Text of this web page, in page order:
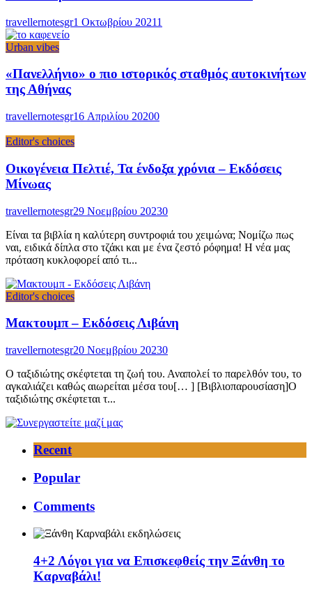
travellernotesgr1 Οκτωβρίου 20211
Urban vibes
«Πανελλήνιο» ο πιο ιστορικός σταθμός αυτοκινήτων
της Αθήνας
travellernotesgr16 Απριλίου 20200
Editor's choices
Οικογένεια Πελτιέ, Τα ένδοξα χρόνια – Εκδόσεις
Μίνωας
travellernotesgr29 Νοεμβρίου 20230
Είναι τα βιβλία η καλύτερη συντροφιά του χειμώνα; Νομίζω πως
ναι, ειδικά δίπλα στο τζάκι και με ένα ζεστό ρόφημα! Η νέα μας
πρόταση κυκλοφορεί από τι...
Editor's choices
Μακτουμπ – Εκδόσεις Λιβάνη
travellernotesgr20 Νοεμβρίου 20230
Ο ταξιδιώτης σκέφτεται τη ζωή του. Αναπολεί το παρελθόν του, το
αγκαλιάζει καθώς αιωρείται μέσα του[… ] [Βιβλιοπαρουσίαση]Ο
ταξιδιώτης σκέφτεται τ...
Recent
Popular
Comments
4+2 Λόγοι για να Επισκεφθείς την Ξάνθη το
Καρναβάλι!